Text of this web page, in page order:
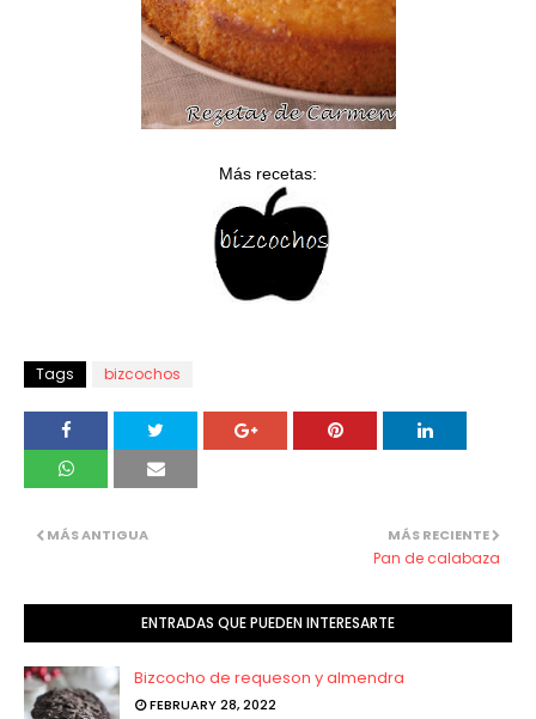
Más recetas:
Tags bizcochos
MÁS RECIENTE
Pan de calabaza
MÁS ANTIGUA
ENTRADAS QUE PUEDEN INTERESARTE
Bizcocho de requeson y almendra
FEBRUARY 28, 2022